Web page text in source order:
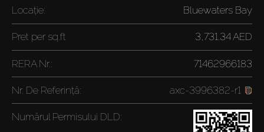
Locație: Bluewaters Bay
Pret per sq.ft 3,731.34 AED
RERA Nr.: 71462966183
Nr. De Referință: axc-3996382-r1
Numărul Permisului DLD: